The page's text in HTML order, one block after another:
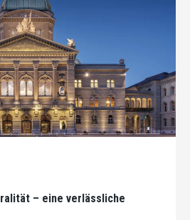
– eine verlässliche